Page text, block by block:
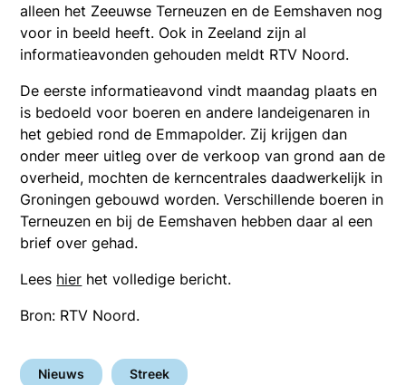
alleen het Zeeuwse Terneuzen en de Eemshaven nog
voor in beeld heeft. Ook in Zeeland zijn al
informatieavonden gehouden meldt RTV Noord.
De eerste informatieavond vindt maandag plaats en
is bedoeld voor boeren en andere landeigenaren in
het gebied rond de Emmapolder. Zij krijgen dan
onder meer uitleg over de verkoop van grond aan de
overheid, mochten de kerncentrales daadwerkelijk in
Groningen gebouwd worden. Verschillende boeren in
Terneuzen en bij de Eemshaven hebben daar al een
brief over gehad.
Lees hier het volledige bericht.
Bron: RTV Noord.
Nieuws Streek